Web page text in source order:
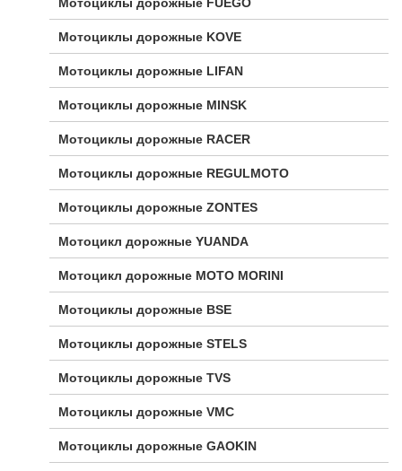
Мотоциклы дорожные KOVE
Мотоциклы дорожные LIFAN
Мотоциклы дорожные MINSK
Мотоциклы дорожные RACER
Мотоциклы дорожные REGULMOTO
Мотоциклы дорожные ZONTES
Мотоцикл дорожные YUANDA
Мотоцикл дорожные МОТО MORINI
Мотоциклы дорожные BSE
Мотоциклы дорожные STELS
Мотоциклы дорожные TVS
Мотоциклы дорожные VMC
Мотоциклы дорожные GAOKIN